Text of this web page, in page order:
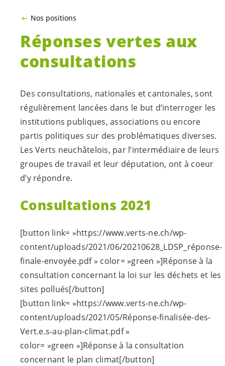
Nos positions
Réponses vertes aux
consultations
Des consultations, nationales et cantonales, sont
régulièrement lancées dans le but d’interroger les
institutions publiques, associations ou encore
partis politiques sur des problématiques diverses.
Les Verts neuchâtelois, par l’intermédiaire de leurs
groupes de travail et leur députation, ont à coeur
d’y répondre.
Consultations 2021
[button link= »https://www.verts-ne.ch/wp-
content/uploads/2021/06/20210628_LDSP_réponse-
finale-envoyée.pdf » color= »green »]Réponse à la
consultation concernant la loi sur les déchets et les
sites pollués[/button]
[button link= »https://www.verts-ne.ch/wp-
content/uploads/2021/05/Réponse-finalisée-des-
Vert.e.s-au-plan-climat.pdf »
color= »green »]Réponse à la consultation
concernant le plan climat[/button]